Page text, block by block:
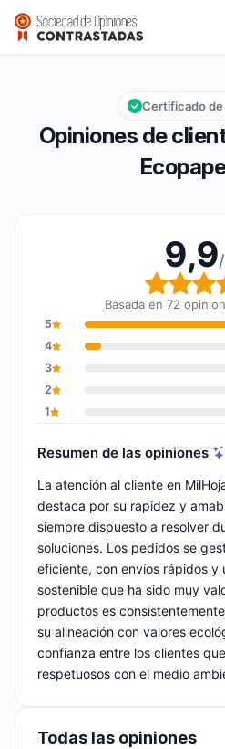
MilHojas Ecopapelería
Calificación global: 9,9 de 10
9,9/10
Opiniones de
Certificado
9,9
Basada en 72
5
4
3
2
1
Resumen de las opiniones
La atención al cliente en
destaca por su rapidez y
siempre dispuesto a resolver
soluciones. Los pedidos se
eficiente, con envíos rápidos y
sostenible que ha sido muy
productos es
su alineación con valores
confianza entre los clientes
respetuosos con el medio
Todas las opiniones